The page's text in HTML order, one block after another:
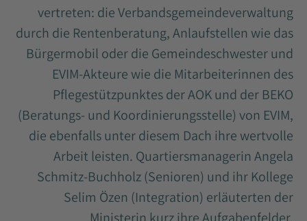
vertreten: die Verbandsgemeindeverwaltung
durch die Rentenberatung, Anlaufstellen wie das
Bürgermobil oder die Gemeindeschwester und
EVIM-Akteure wie die Mitarbeiterinnen des
Pflegestützpunktes der AOK und der BEKO
(Beratungs- und Koordinierungsstelle) von EVIM,
die ebenfalls unter diesem Dach ihre wertvolle
Arbeit leisten. Quartiersmanagerin Angela
Schmitz-Buchholz (Senioren) und ihr Kollege
Selim Özen (Integration) erläuterten der